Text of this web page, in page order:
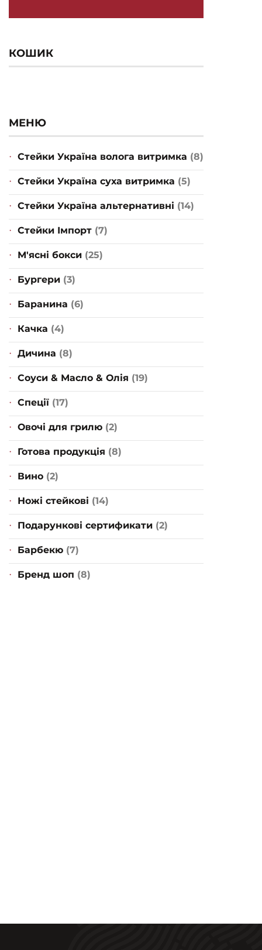
КОШИК
МЕНЮ
Стейки Україна волога витримка (8)
Стейки Україна суха витримка (5)
Стейки Україна альтернативні (14)
Стейки Імпорт (7)
М'ясні бокси (25)
Бургери (3)
Баранина (6)
Качка (4)
Дичина (8)
Соуси & Масло & Олія (19)
Спеції (17)
Овочі для грилю (2)
Готова продукція (8)
Вино (2)
Ножі стейкові (14)
Подарункові сертификати (2)
Барбекю (7)
Бренд шоп (8)